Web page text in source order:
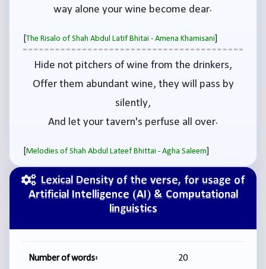
Lexical Density of the verse, for usage of
Artificial Intelligence (AI) & Computational
linguistics
Number of words: 20
way alone your wine become dear.
[The Risalo of Shah Abdul Latif Bhitai - Amena Khamisani
Hide not pitchers of wine from the drinkers,
Offer them abundant wine, they will pass by
silently,
And let your tavern's perfuse all over.
[Melodies of Shah Abdul Lateef Bhittai - Agha Saleem